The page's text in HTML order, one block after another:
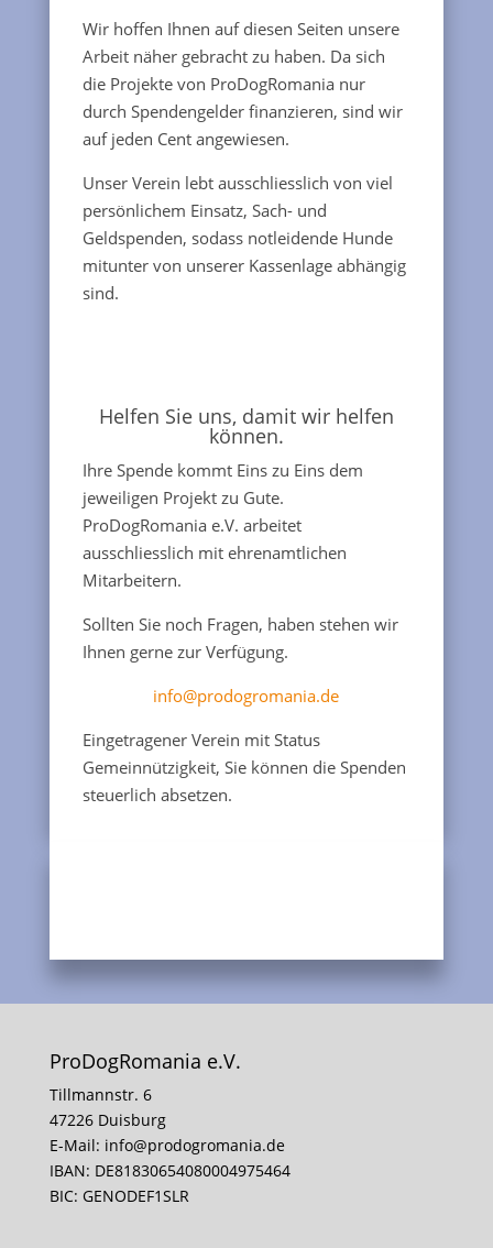
Wir hoffen Ihnen auf diesen Seiten unsere
Arbeit näher gebracht zu haben. Da sich
die Projekte von ProDogRomania nur
durch Spendengelder finanzieren, sind wir
auf jeden Cent angewiesen.
Unser Verein lebt ausschliesslich von viel
persönlichem Einsatz, Sach- und
Geldspenden, sodass notleidende Hunde
mitunter von unserer Kassenlage abhängig
sind.
Helfen Sie uns, damit wir helfen
können.
Ihre Spende kommt Eins zu Eins dem
jeweiligen Projekt zu Gute.
ProDogRomania e.V. arbeitet
ausschliesslich mit ehrenamtlichen
Mitarbeitern.
Sollten Sie noch Fragen, haben stehen wir
Ihnen gerne zur Verfügung.
info@prodogromania.de
Eingetragener Verein mit Status
Gemeinnützigkeit, Sie können die Spenden
steuerlich absetzen.
ProDogRomania e.V.
Tillmannstr. 6
47226 Duisburg
E-Mail: info@prodogromania.de
IBAN: DE81830654080004975464
BIC: GENODEF1SLR